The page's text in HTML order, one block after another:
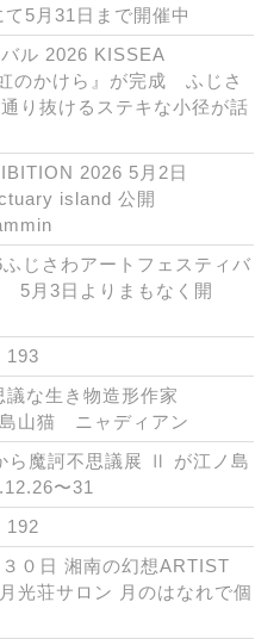
5月31日まで開催中
ル 2026 KISSEA
のかけら』が完成 ふじさ
り抜けるステキな小径が話
2026 5月2日
island 公開
じさわアートフェスティバ
月3日よりまもなく開
193
な生き物造形作家
山猫 ニャディアン
ら魔訶不思議展 Ⅱ が江ノ島
〜31
192
０日 湘南の幻想ARTIST
光荘サロン 月のはなれで個